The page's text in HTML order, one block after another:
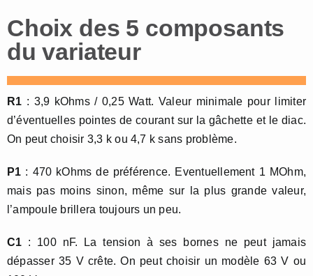
Choix des 5 composants
du variateur
R1 : 3,9 kOhms / 0,25 Watt. Valeur minimale pour limiter
d’éventuelles pointes de courant sur la gâchette et le diac.
On peut choisir 3,3 k ou 4,7 k sans problème.
P1 : 470 kOhms de préférence. Eventuellement 1 MOhm,
mais pas moins sinon, même sur la plus grande valeur,
l’ampoule brillera toujours un peu.
C1 : 100 nF. La tension à ses bornes ne peut jamais
dépasser 35 V crête. On peut choisir un modèle 63 V ou